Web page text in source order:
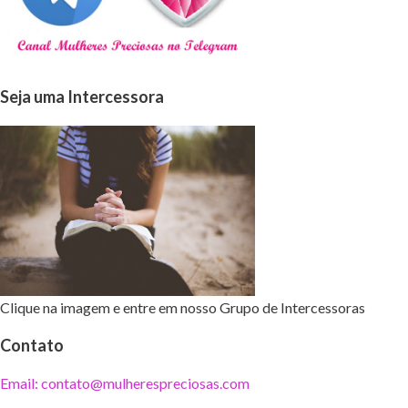
Seja uma Intercessora
Clique na imagem e entre em nosso Grupo de Intercessoras
Contato
Email: contato@mulherespreciosas.com